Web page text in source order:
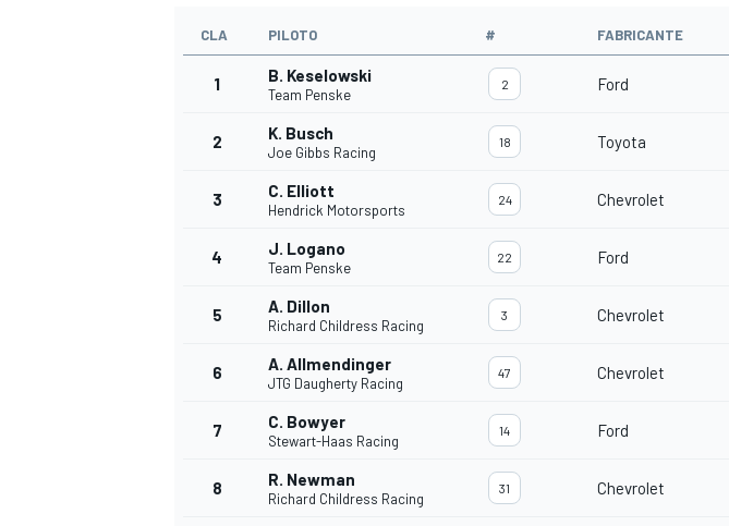
CLA PILOTO # FABRICANTE
1 B. Keselowski
Team Penske
2 Ford
2 K. Busch
Joe Gibbs Racing
18 Toyota
3 C. Elliott
Hendrick Motorsports
24 Chevrolet
4 J. Logano
Team Penske
22 Ford
5 A. Dillon
Richard Childress Racing
3 Chevrolet
6 A. Allmendinger
JTG Daugherty Racing
47 Chevrolet
7 C. Bowyer
Stewart-Haas Racing
14 Ford
8 R. Newman
Richard Childress Racing
31 Chevrolet